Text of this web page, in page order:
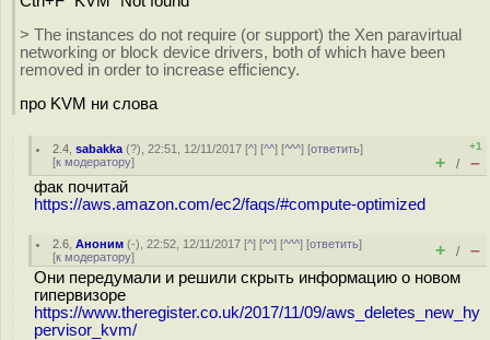
> The instances do not require (or support) the Xen paravirtual
networking or block device drivers, both of which have been
removed in order to increase efficiency.
про KVM ни слова
2.4 ,sabakka (?), 22:51, 12/11/2017 [^] [^^] [^^^] [ответить]
[к модератору]
+1
+ / –
фак почитай
https://aws.amazon.com/ec2/faqs/#compute-optimized
2.6 ,Аноним (-), 22:52, 12/11/2017 [^] [^^] [^^^] [ответить]
[к модератору] + / –
Они передумали и решили скрыть информацию о новом
гипервизоре
https://www.theregister.co.uk/2017/11/09/aws_deletes_new_hy
pervisor_kvm/